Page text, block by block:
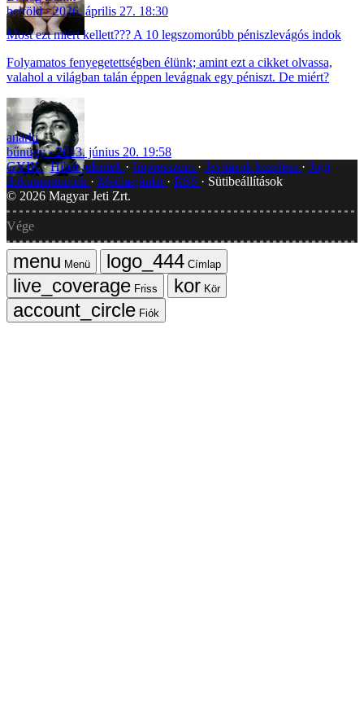
belföld
2026. április 27. 18:30
Most ezt miért kellett??? A 10 legszomorúbb péniszlevágós indok
Folyamatos fenyegetettségben élünk; amint ezt a cikket olvassa,
valahol a világban talán éppen levágnak egy péniszt. De miért?
anarki
bűnügy
2013. június 20. 19:58
GYIK Hibát jelentek Impresszum Javítások kezelése
Jogi
dokumentumok
Médiaajánlat RSS
Sütibeállítások
© 2026 Magyar Jeti Zrt.
Vége
Menü
Címlap
Friss
Kör
Fiók